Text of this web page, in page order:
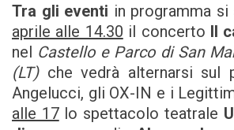
Tra gli eventi in programma si
aprile alle 14.30 il concerto Il
nel Castello e Parco di San
(LT)che vedrà alternarsi sul
Angelucci, gli OX-IN e i
alle 17lo spettacolo teatrale